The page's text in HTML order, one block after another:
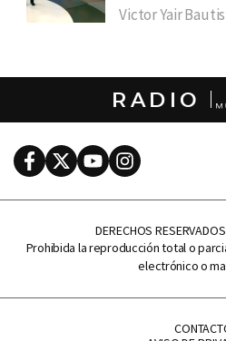
Victor Yair
RADIO
FacebookTwitterYoutubeInstagram
DERECHOS
Prohibida la reproducción total o
electrónico o